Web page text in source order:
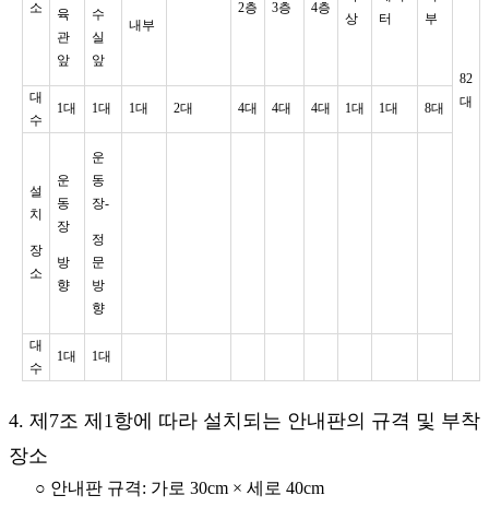
82
대
소
육
관
앞
수
실
앞
내부
2층 3층 4층
상
터
부
대
수
1대 1대 1대 2대 4대 4대 4대 1대 1대 8대
설
치
장
소
운
동
장
방
향
운
동
장-
정
문
방
향
대
수
1대 1대
4. 제7조 제1항에 따라 설치되는 안내판의 규격 및 부착
장소
○ 안내판 규격: 가로 30cm × 세로 40cm